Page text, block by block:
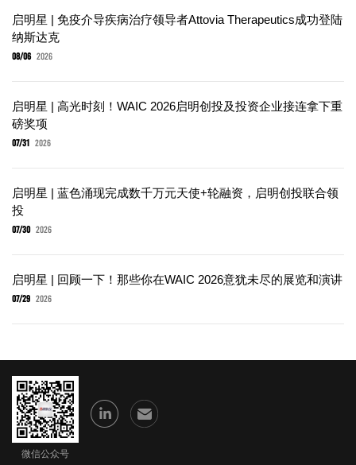
启明星 | 免疫介导疾病治疗领导者Attovia Therapeutics成功登陆
纳斯达克
08/06 2026
启明星 | 高光时刻！WAIC 2026启明创投及投资企业接连拿下重
磅奖项
07/31 2026
启明星 | 蓝色涌现完成数千万元天使+轮融资，启明创投联合领
投
07/30 2026
启明星 | 回顾一下！那些你在WAIC 2026意犹未尽的展览和演讲
07/29 2026
微信公众号